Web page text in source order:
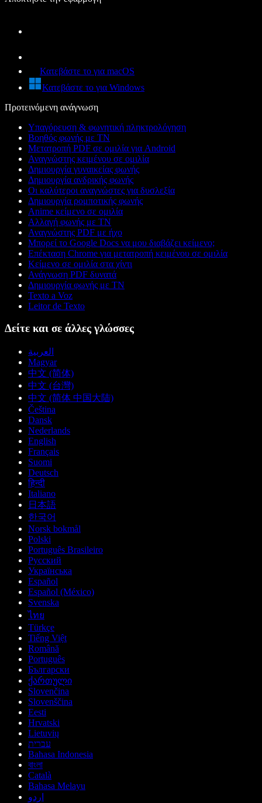
Κατεβάστε το για macOS
Κατεβάστε το για Windows
Προτεινόμενη ανάγνωση
Υπαγόρευση & φωνητική πληκτρολόγηση
Βοηθός φωνής με ΤΝ
Μετατροπή PDF σε ομιλία για Android
Αναγνώστης κειμένου σε ομιλία
Δημιουργία γυναικείας φωνής
Δημιουργία ανδρικής φωνής
Οι καλύτεροι αναγνώστες για δυσλεξία
Δημιουργία ρομποτικής φωνής
Anime κείμενο σε ομιλία
Αλλαγή φωνής με ΤΝ
Αναγνώστης PDF με ήχο
Μπορεί το Google Docs να μου διαβάζει κείμενο;
Επέκταση Chrome για μετατροπή κειμένου σε ομιλία
Κείμενο σε ομιλία στα χίντι
Ανάγνωση PDF δυνατά
Δημιουργία φωνής με ΤΝ
Texto a Voz
Leitor de Texto
Δείτε και σε άλλες γλώσσες
العربية
Magyar
中文 (简体)
中文 (台灣)
中文 (简体 中国大陆)
Čeština
Dansk
Nederlands
English
Français
Suomi
Deutsch
हिन्दी
Italiano
日本語
한국어
Norsk bokmål
Polski
Português Brasileiro
Русский
Українська
Español
Español (México)
Svenska
ไทย
Türkçe
Tiếng Việt
Română
Português
Български
ქართული
Slovenčina
Slovenščina
Eesti
Hrvatski
Lietuvių
עברית
Bahasa Indonesia
বাংলা
Català
Bahasa Melayu
اردو